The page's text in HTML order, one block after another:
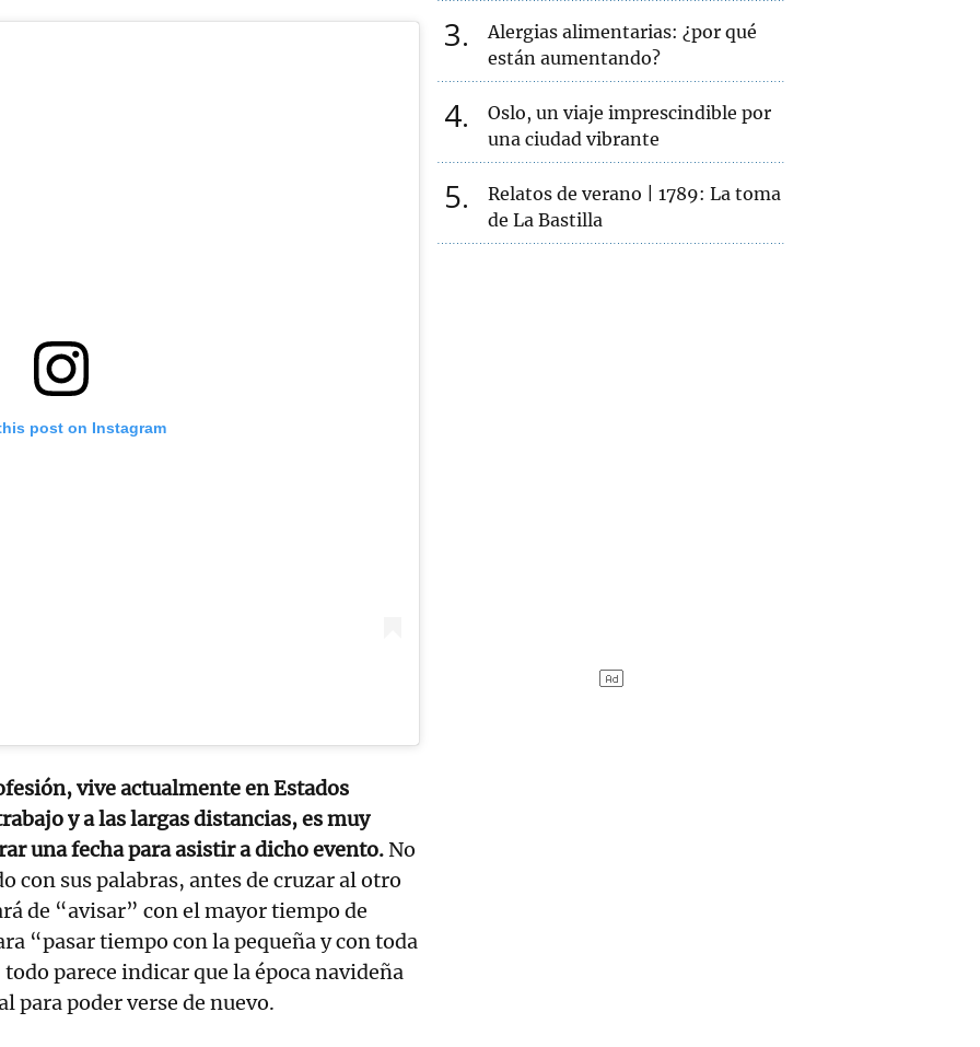
post on Instagram
vive actualmente en Estados
y a las largas distancias, es muy
una fecha para asistir a dicho evento. No
con sus palabras, antes de cruzar al otro
de “avisar” con el mayor tiempo de
“pasar tiempo con la pequeña y con toda
parece indicar que la época navideña
para poder verse de nuevo.
3
Alergias alimentarias: ¿por qué
están aumentando?
4
Oslo, un viaje imprescindible por
una ciudad vibrante
5
Relatos de verano | 1789: La toma
de La Bastilla